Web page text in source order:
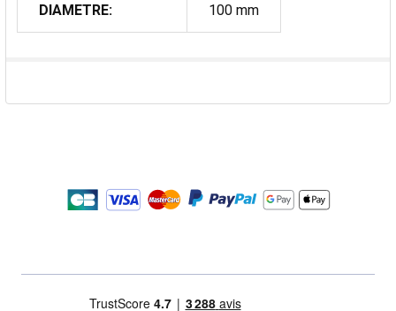
DIAMETRE: 100 mm